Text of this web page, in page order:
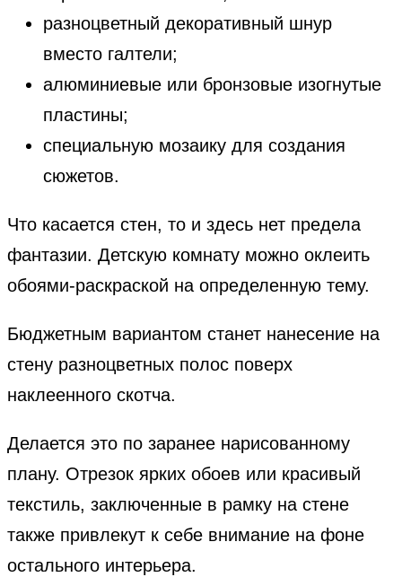
разноцветный декоративный шнур
вместо галтели;
алюминиевые или бронзовые изогнутые
пластины;
специальную мозаику для создания
сюжетов.
Что касается стен, то и здесь нет предела
фантазии. Детскую комнату можно оклеить
обоями-раскраской на определенную тему.
Бюджетным вариантом станет нанесение на
стену разноцветных полос поверх
наклеенного скотча.
Делается это по заранее нарисованному
плану. Отрезок ярких обоев или красивый
текстиль, заключенные в рамку на стене
также привлекут к себе внимание на фоне
остального интерьера.